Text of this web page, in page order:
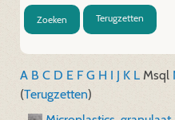
Zoeken Terugzetten
A B C D E FG H I J K L Msql
(Terugzetten)